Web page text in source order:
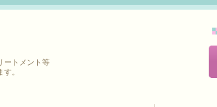
ートメント等
。